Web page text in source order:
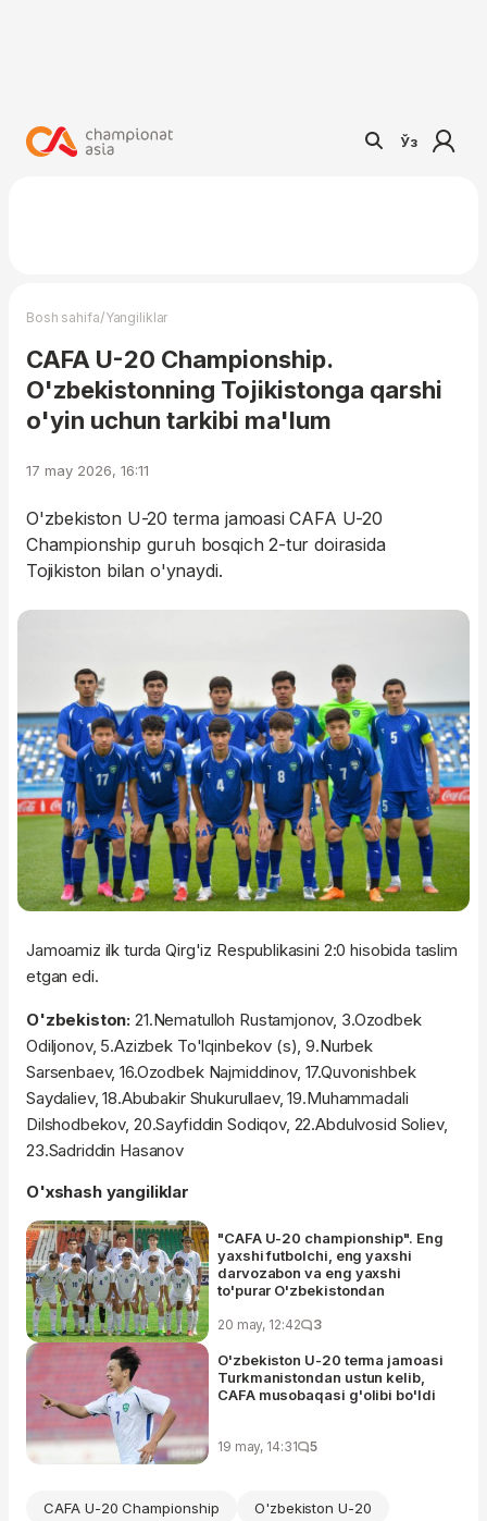
Ўз
Bosh sahifa/Yangiliklar
CAFA U-20 Championship.
O'zbekistonning Tojikistonga qarshi
o'yin uchun tarkibi ma'lum
17 may 2026, 16:11
O'zbekiston U-20 terma jamoasi CAFA U-20
Championship guruh bosqich 2-tur doirasida
Tojikiston bilan o'ynaydi.
Jamoamiz ilk turda Qirg'iz Respublikasini 2:0 hisobida taslim
etgan edi.
O'zbekiston:21.Nematulloh Rustamjonov, 3.Ozodbek
Odiljonov, 5.Azizbek To'lqinbekov (s), 9.Nurbek
Sarsenbaev, 16.Ozodbek Najmiddinov, 17.Quvonishbek
Saydaliev, 18.Abubakir Shukurullaev, 19.Muhammadali
Dilshodbekov, 20.Sayfiddin Sodiqov, 22.Abdulvosid Soliev,
23.Sadriddin Hasanov
O'xshash yangiliklar
"CAFA U-20 championship". Eng
yaxshi futbolchi, eng yaxshi
darvozabon va eng yaxshi
to'purar O'zbekistondan
20 may, 12:42 3
O'zbekiston U-20 terma jamoasi
Turkmanistondan ustun kelib,
CAFA musobaqasi g'olibi bo'ldi
19 may, 14:31 5
CAFA U-20 Championship O'zbekiston U-20